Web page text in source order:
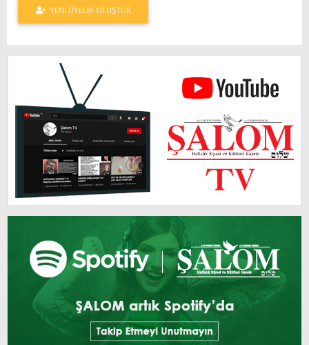
YENI ÜYELIK OLUŞTUR